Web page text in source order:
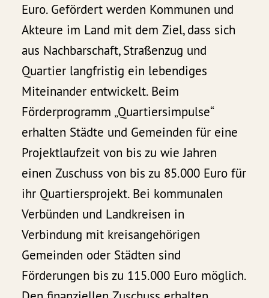
Euro. Gefördert werden Kommunen und
Akteure im Land mit dem Ziel, dass sich
aus Nachbarschaft, Straßenzug und
Quartier langfristig ein lebendiges
Miteinander entwickelt. Beim
Förderprogramm „Quartiersimpulse“
erhalten Städte und Gemeinden für eine
Projektlaufzeit von bis zu wie Jahren
einen Zuschuss von bis zu 85.000 Euro für
ihr Quartiersprojekt. Bei kommunalen
Verbünden und Landkreisen in
Verbindung mit kreisangehörigen
Gemeinden oder Städten sind
Förderungen bis zu 115.000 Euro möglich.